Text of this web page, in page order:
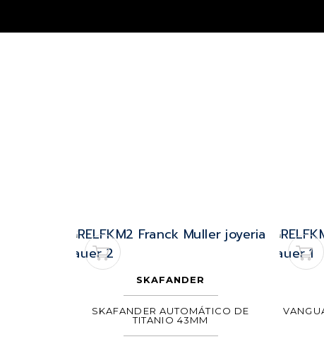
SKAFANDER
SKAFANDER AUTOMÁTICO DE
TITANIO 43MM